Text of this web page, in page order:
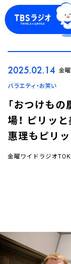
ログ
イベント
YouTube
会社情報
2025.02.14 金
バラエティ・お笑い
「おつけも
場！ ピリッ
惠理もピリッ
金曜ワイドラジオ